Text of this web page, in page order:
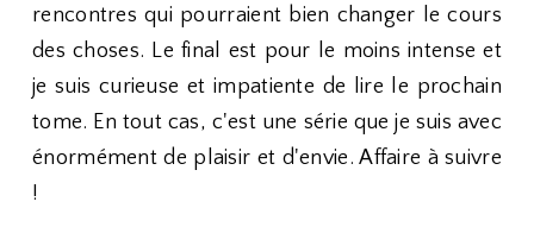
rencontres qui pourraient bien changer le cours
des choses. Le final est pour le moins intense et
je suis curieuse et impatiente de lire le prochain
tome. En tout cas, c'est une série que je suis avec
énormément de plaisir et d'envie. Affaire à suivre
!